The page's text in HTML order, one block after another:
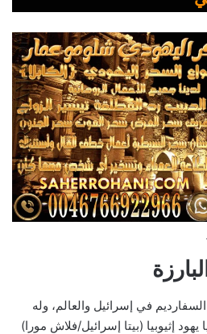
في إسرائيل والعالم، وله
إثيوبيا (بيتا إسرائيل/فلاش مورا)